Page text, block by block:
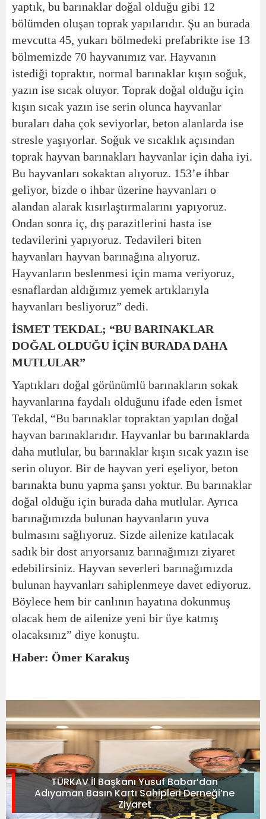
yaptık, bu barınaklar doğal olduğu gibi 12
bölümden oluşan toprak yapılarıdır. Şu an burada
mevcutta 45, yukarı bölmedeki prefabrikte ise 13
bölmemizde 70 hayvanımız var. Hayvanın
istediği topraktır, normal barınaklar kışın soğuk,
yazın ise sıcak oluyor. Toprak doğal olduğu için
kışın sıcak yazın ise serin olunca hayvanlar
buraları daha çok seviyorlar, beton alanlarda ise
stresle yaşıyorlar. Soğuk ve sıcaklık açısından
toprak hayvan barınakları hayvanlar için daha iyi.
Bu hayvanları sokaktan alıyoruz. 153’e ihbar
geliyor, bizde o ihbar üzerine hayvanları o
alandan alarak kısırlaştırmalarını yapıyoruz.
Ondan sonra iç, dış parazitlerini hasta ise
tedavilerini yapıyoruz. Tedavileri biten
hayvanları hayvan barınağına alıyoruz.
Hayvanların beslenmesi için mama veriyoruz,
esnaflardan aldığımız yemek artıklarıyla
hayvanları besliyoruz” dedi.
İSMET TEKDAL; “BU BARINAKLAR
DOĞAL OLDUĞU İÇİN BURADA DAHA
MUTLULAR”
Yaptıkları doğal görünümlü barınakların sokak
hayvanlarına faydalı olduğunu ifade eden İsmet
Tekdal, “Bu barınaklar topraktan yapılan doğal
hayvan barınaklarıdır. Hayvanlar bu barınaklarda
daha mutlular, bu barınaklar kışın sıcak yazın ise
serin oluyor. Bir de hayvan yeri eşeliyor, beton
barınakta bunu yapma şansı yoktur. Bu barınaklar
doğal olduğu için burada daha mutlular. Ayrıca
barınağımızda bulunan hayvanların yuva
bulmasını sağlıyoruz. Sizde ailenize katılacak
sadık bir dost arıyorsanız barınağımızı ziyaret
edebilirsiniz. Hayvan severleri barınağımızda
bulunan hayvanları sahiplenmeye davet ediyoruz.
Böylece hem bir canlının hayatına dokunmuş
olacak hem de ailenize yeni bir üye katmış
olacaksınız” diye konuştu.
Haber: Ömer Karakuş
TÜRKAV İl Başkanı Yusuf Babar’dan
Adıyaman Basın Kartı Sahipleri Derneği’ne
Ziyaret